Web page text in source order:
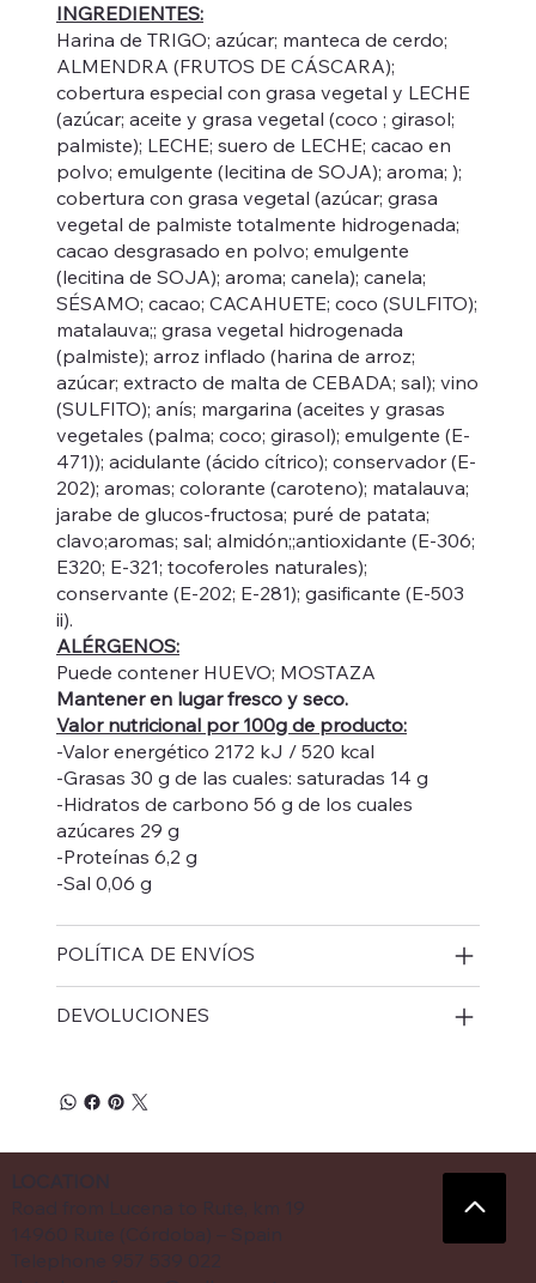
INGREDIENTES:
Harina de TRIGO; azúcar; manteca de cerdo;
ALMENDRA (FRUTOS DE CÁSCARA);
cobertura especial con grasa vegetal y LECHE
(azúcar; aceite y grasa vegetal (coco ; girasol;
palmiste); LECHE; suero de LECHE; cacao en
polvo; emulgente (lecitina de SOJA); aroma; );
cobertura con grasa vegetal (azúcar; grasa
vegetal de palmiste totalmente hidrogenada;
cacao desgrasado en polvo; emulgente
(lecitina de SOJA); aroma; canela); canela;
SÉSAMO; cacao; CACAHUETE; coco (SULFITO);
matalauva;; grasa vegetal hidrogenada
(palmiste); arroz inflado (harina de arroz;
azúcar; extracto de malta de CEBADA; sal); vino
(SULFITO); anís; margarina (aceites y grasas
vegetales (palma; coco; girasol); emulgente (E-
471)); acidulante (ácido cítrico); conservador (E-
202); aromas; colorante (caroteno); matalauva;
jarabe de glucos-fructosa; puré de patata;
clavo;aromas; sal; almidón;;antioxidante (E-306;
E320; E-321; tocoferoles naturales);
conservante (E-202; E-281); gasificante (E-503
ii).
ALÉRGENOS:
Puede contener HUEVO; MOSTAZA
Mantener en lugar fresco y seco.
Valor nutricional por 100g de producto:
-Valor energético 2172 kJ / 520 kcal
-Grasas 30 g de las cuales: saturadas 14 g
-Hidratos de carbono 56 g de los cuales
azúcares 29 g
-Proteínas 6,2 g
-Sal 0,06 g
POLÍTICA DE ENVÍOS
DEVOLUCIONES